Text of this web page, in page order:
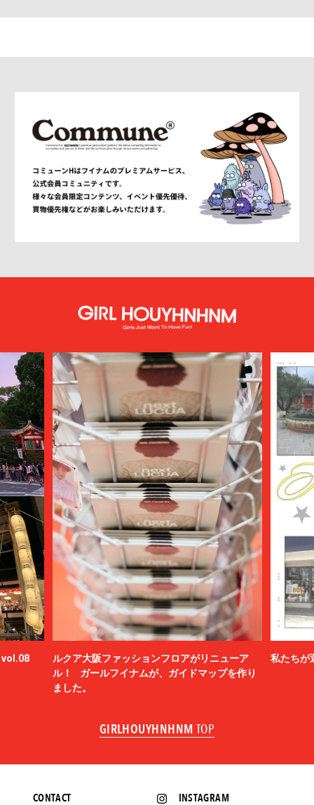
vol.08
ルクア大阪ファッションフロアがリニューア
ル！ ガールフイナムが、ガイドマップを作り
ました。
私たちが
GIRLHOUYHNHNM TOP
INSTAGRAM
CONTACT